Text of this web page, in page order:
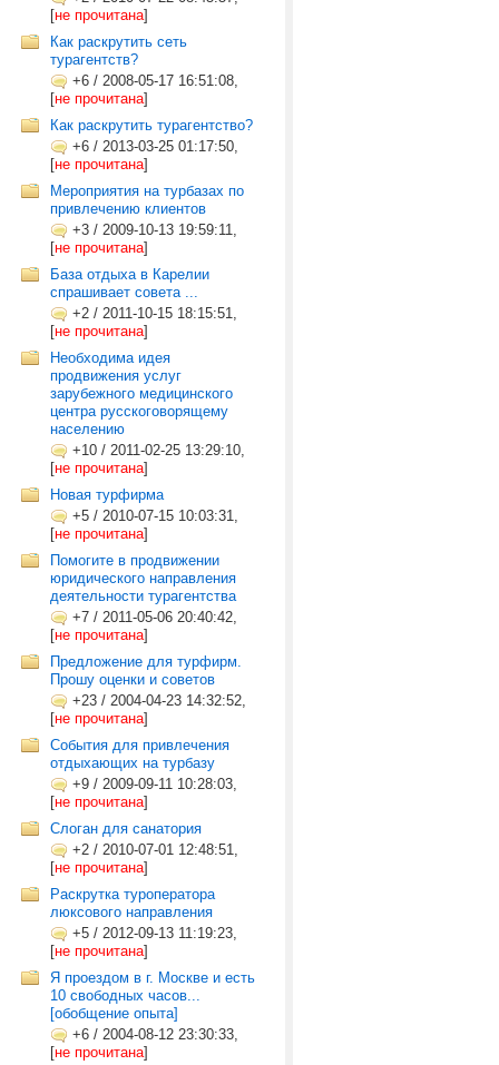
[не прочитана]
Как раскрутить сеть
турагентств?
+6 / 2008-05-17 16:51:08,
[не прочитана]
Как раскрутить турагентство?
+6 / 2013-03-25 01:17:50,
[не прочитана]
Мероприятия на турбазах по
привлечению клиентов
+3 / 2009-10-13 19:59:11,
[не прочитана]
База отдыха в Карелии
спрашивает совета ...
+2 / 2011-10-15 18:15:51,
[не прочитана]
Необходима идея
продвижения услуг
зарубежного медицинского
центра русскоговорящему
населению
+10 / 2011-02-25 13:29:10,
[не прочитана]
Новая турфирма
+5 / 2010-07-15 10:03:31,
[не прочитана]
Помогите в продвижении
юридического направления
деятельности турагентства
+7 / 2011-05-06 20:40:42,
[не прочитана]
Предложение для турфирм.
Прошу оценки и советов
+23 / 2004-04-23 14:32:52,
[не прочитана]
События для привлечения
отдыхающих на турбазу
+9 / 2009-09-11 10:28:03,
[не прочитана]
Слоган для санатория
+2 / 2010-07-01 12:48:51,
[не прочитана]
Раскрутка туроператора
люксового направления
+5 / 2012-09-13 11:19:23,
[не прочитана]
Я проездом в г. Москве и есть
10 свободных часов...
[обобщение опыта]
+6 / 2004-08-12 23:30:33,
[не прочитана]